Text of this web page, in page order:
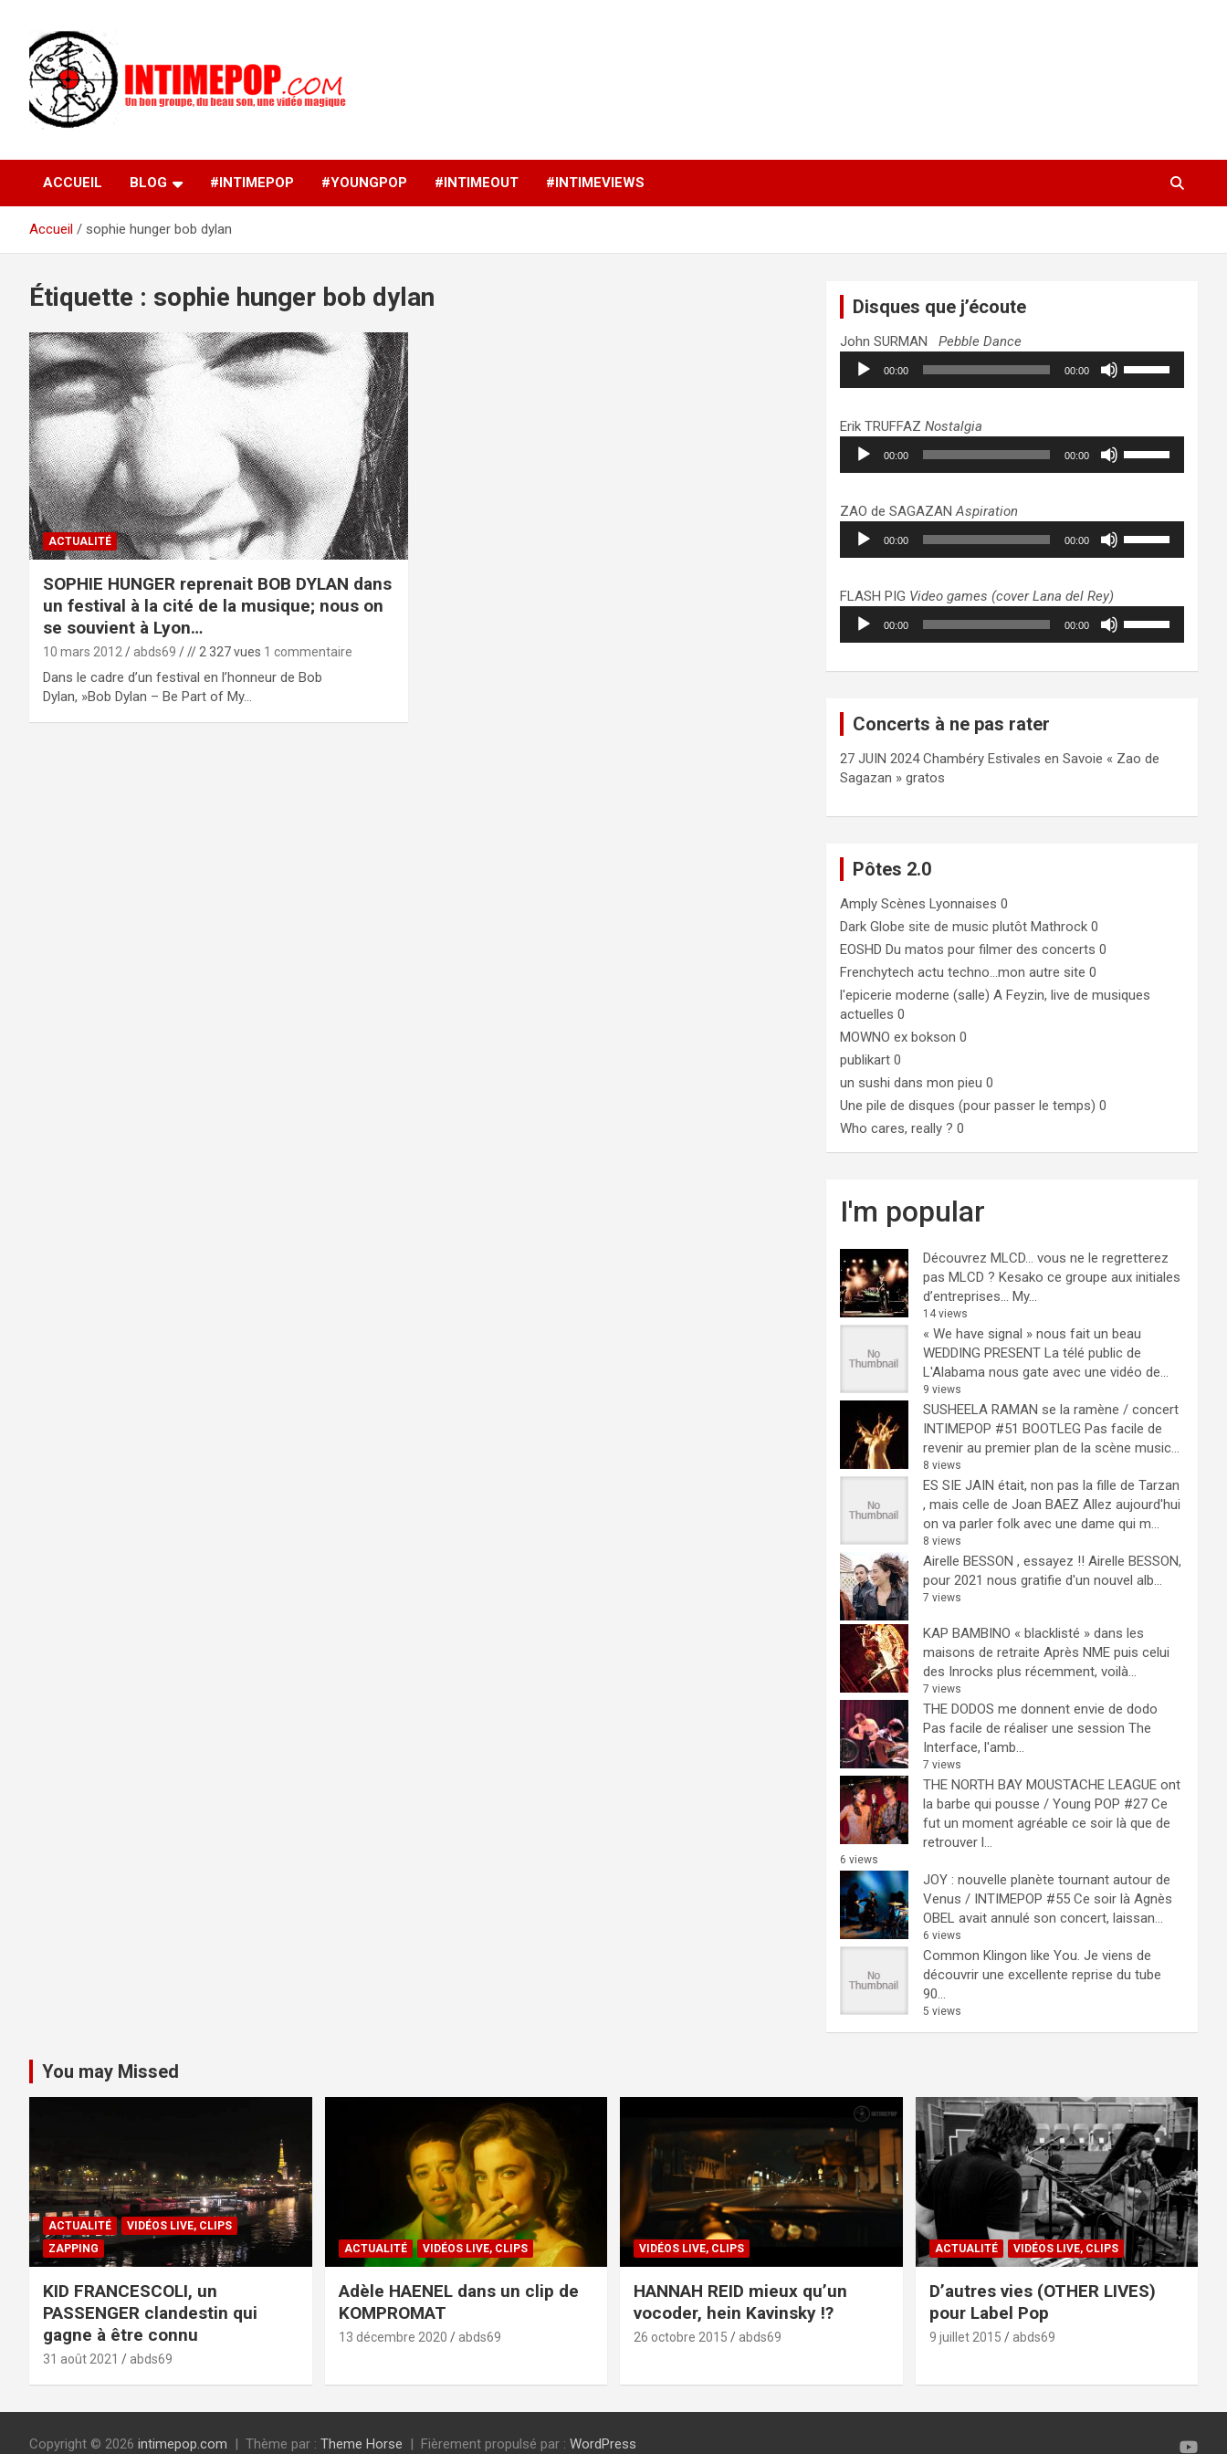
contenu
intimepop.com
musiques actuelles pop rock, post-rock, indé sur Lyon. rock pop
concert lyon
ACCUEIL BLOG #INTIMEPOP #YOUNGPOP #INTIMEOUT #INTIMEVIEWS
Accueil sophie hunger bob dylan
Étiquette : sophie hunger bob dylan
ACTUALITÉ
SOPHIE HUNGER reprenait BOB DYLAN dans
un festival à la cité de la musique; nous on
se souvient à Lyon…
10 mars 2012 abds69 // 2 327 vues 1 commentaire
Dans le cadre d’un festival en l’honneur de Bob
Dylan, »Bob Dylan – Be Part of My…
Disques que j’écoute
John SURMANPebble Dance
Lecteur
audio
00:00 00:00
pour
augmenter
ou
volume.
Erik TRUFFAZNostalgia
Lecteur
audio
00:00 00:00
pour
augmenter
ou
volume.
ZAO de SAGAZANAspiration
Lecteur
audio
00:00 00:00
pour
augmenter
ou
FLASH PIG Video games (cover Lana del Rey)
Lecteur
audio
00:00 00:00
haut/bas
le
Concerts à ne pas rater
27 JUIN 2024 Chambéry Estivales en Savoie « Zao de
Sagazan » gratos
Pôtes 2.0
Amply Scènes Lyonnaises 0
Dark Globe site de music plutôt Mathrock 0
EOSHD Du matos pour filmer des concerts 0
Frenchytech actu techno…mon autre site 0
l'epicerie moderne (salle) A Feyzin, live de musiques
actuelles 0
MOWNO ex bokson 0
publikart 0
un sushi dans mon pieu 0
Une pile de disques (pour passer le temps) 0
Who cares, really ? 0
I'm popular
Découvrez MLCD… vous ne le regretterez
pas MLCD ? Kesako ce groupe aux initiales
d’entreprises… My...
14 views
« We have signal » nous fait un beau
WEDDING PRESENT La télé public de
L'Alabama nous gate avec une vidéo de...
9 views
SUSHEELA RAMAN se la ramène / concert
INTIMEPOP #51 BOOTLEG Pas facile de
revenir au premier plan de la scène music...
8 views
ES SIE JAIN était, non pas la fille de Tarzan
, mais celle de Joan BAEZ Allez aujourd'hui
on va parler folk avec une dame qui m...
8 views
Airelle BESSON , essayez !! Airelle BESSON,
pour 2021 nous gratifie d'un nouvel alb...
7 views
KAP BAMBINO « blacklisté » dans les
maisons de retraite Après NME puis celui
des Inrocks plus récemment, voilà...
7 views
THE DODOS me donnent envie de dodo
Pas facile de réaliser une session The
Interface, l'amb...
7 views
THE NORTH BAY MOUSTACHE LEAGUE ont
la barbe qui pousse / Young POP #27 Ce
fut un moment agréable ce soir là que de
retrouver l...
6 views
JOY : nouvelle planète tournant autour de
Venus / INTIMEPOP #55 Ce soir là Agnès
OBEL avait annulé son concert, laissan...
6 views
Common Klingon like You. Je viens de
découvrir une excellente reprise du tube
90...
5 views
You may Missed
ACTUALITÉ
VIDÉOS LIVE, CLIPS
ZAPPING
KID FRANCESCOLI, un
PASSENGER clandestin qui
gagne à être connu
31 août 2021 abds69
ACTUALITÉ VIDÉOS LIVE, CLIPS
Adèle HAENEL dans un clip de
KOMPROMAT
13 décembre 2020 abds69
VIDÉOS LIVE, CLIPS
HANNAH REID mieux qu’un
vocoder, hein Kavinsky !?
26 octobre 2015 abds69
ACTUALITÉ VIDÉOS LIVE, CLIPS
D’autres vies (OTHER LIVES)
pour Label Pop
9 juillet 2015 abds69
Copyright © 2026 intimepop.com Thème par : Theme Horse Fièrement propulsé par : WordPress